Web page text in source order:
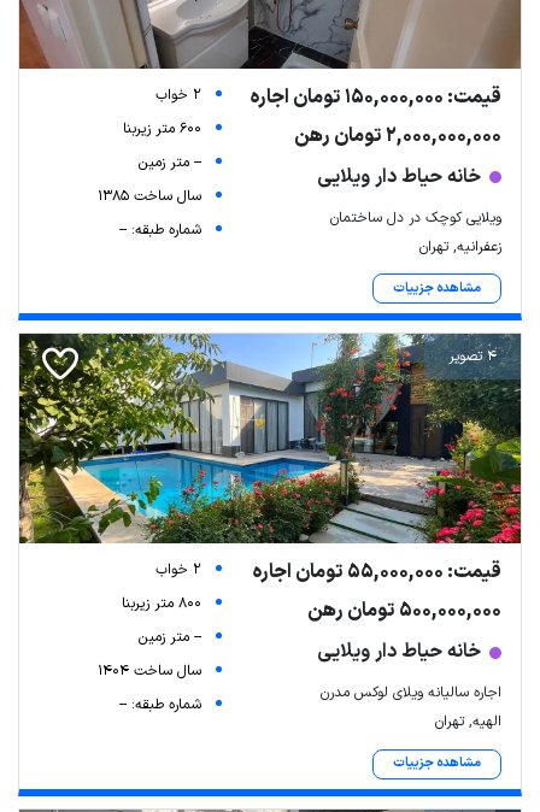
قیمت: 150,000,000 تومان اجاره
2,000,000,000 تومان رهن
خانه حیاط دار ویلایی
ویلایی کوچک در دل ساختمان
زعفرانیه, تهران
مشاهده جزییات
2 خواب
600 متر زیربنا
-- متر زمین
سال ساخت 1385
شماره طبقه: --
4 تصویر
قیمت: 55,000,000 تومان اجاره
500,000,000 تومان رهن
خانه حیاط دار ویلایی
اجاره سالیانه ویلای لوکس مدرن
الهیه, تهران
مشاهده جزییات
2 خواب
800 متر زیربنا
-- متر زمین
سال ساخت 1404
شماره طبقه: --